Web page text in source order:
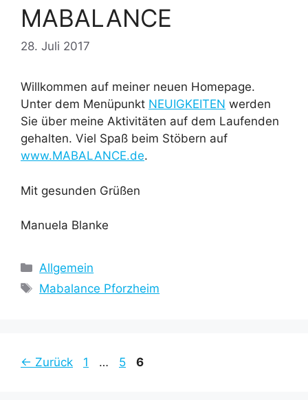
MABALANCE
28. Juli 2017
Willkommen auf meiner neuen Homepage.
Unter dem Menüpunkt NEUIGKEITEN werden
Sie über meine Aktivitäten auf dem Laufenden
gehalten. Viel Spaß beim Stöbern auf
www.MABALANCE.de.
Mit gesunden Grüßen
Manuela Blanke
Kategorien
Allgemein
Schlagwörter
Mabalance Pforzheim
← Zurück Seite
1 … Seite
5 Seite
6